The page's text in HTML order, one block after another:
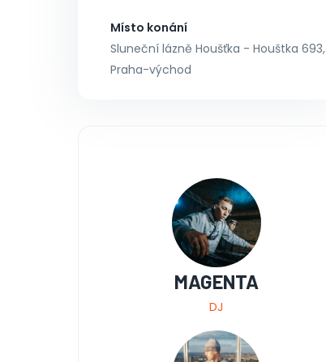
Místo konání
Sluneční lázně Houšťka - Houštka 693,
Praha-východ
MAGENTA
DJ